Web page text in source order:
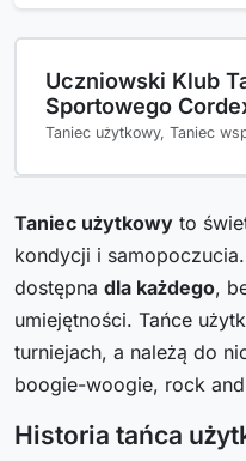
Uczniowski Klub
Sportowego
Taniec użytkowy, Taniec
Taniec użytkowy to
kondycji i
dostępna dla każdego,
umiejętności. Tańce
turniejach, a należą do
boogie-woogie, rock
Historia tańca